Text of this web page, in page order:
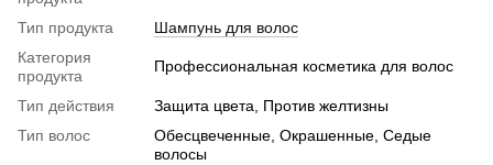
Тип продукта
Шампунь для волос
Категория
продукта
Профессиональная косметика для волос
Тип действия
Защита цвета, Против желтизны
Тип волос
Обесцвеченные, Окрашенные, Седые
волосы